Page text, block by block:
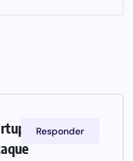
Responder